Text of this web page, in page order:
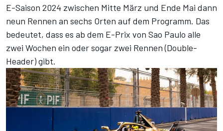
E-Saison 2024 zwischen Mitte März und Ende Mai dann
neun Rennen an sechs Orten auf dem Programm. Das
bedeutet, dass es ab dem E-Prix von Sao Paulo alle
zwei Wochen ein oder sogar zwei Rennen (Double-
Header) gibt.